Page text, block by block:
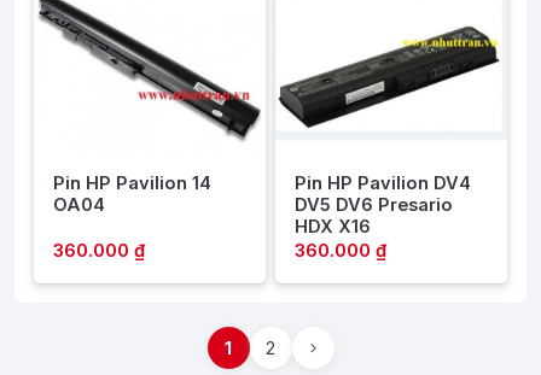
Pin HP Pavilion 14
OA04
360.000 ₫
Pin HP Pavilion DV4
DV5 DV6 Presario
HDX X16
360.000 ₫
1 2